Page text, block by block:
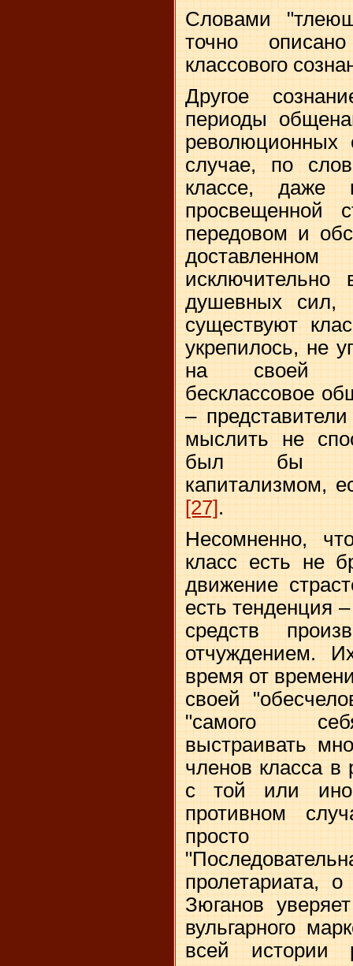
Словами
точно
классового
Другое
периоды
случае, по
классе, даже
просвещенной
передовом и
исключительно
душевных сил,
существуют
укрепилось, не
на своей
бесклассовое
–
мыслить не
был бы
капитализмом,
[27].
Несомненно,
класс есть не
движение
есть тенденция
средств
отчуждением.
время от
своей
"самого
выстраивать
членов класса
с той или
противном
просто
пролетариата,
Зюганов
вульгарного
всей истории